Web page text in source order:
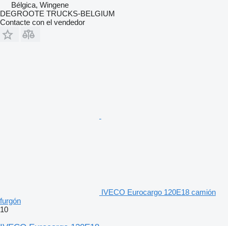
Bélgica, Wingene
DEGROOTE TRUCKS-BELGIUM
Contacte con el vendedor
IVECO Eurocargo 120E18 camión
furgón
10